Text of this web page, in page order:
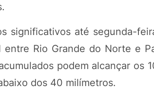
significativos até segunda-
Rio Grande do Norte e
podem alcançar os
dos 40 milímetros.